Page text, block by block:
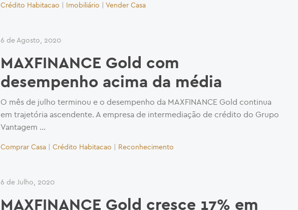
Crédito Habitacao Imobiliário Vender Casa
6 de Agosto, 2020
MAXFINANCE Gold com
desempenho acima da média
O mês de julho terminou e o desempenho da MAXFINANCE Gold continua
em trajetória ascendente. A empresa de intermediação de crédito do Grupo
Vantagem …
Comprar Casa Crédito Habitacao Reconhecimento
6 de Julho, 2020
MAXFINANCE Gold cresce 17% em